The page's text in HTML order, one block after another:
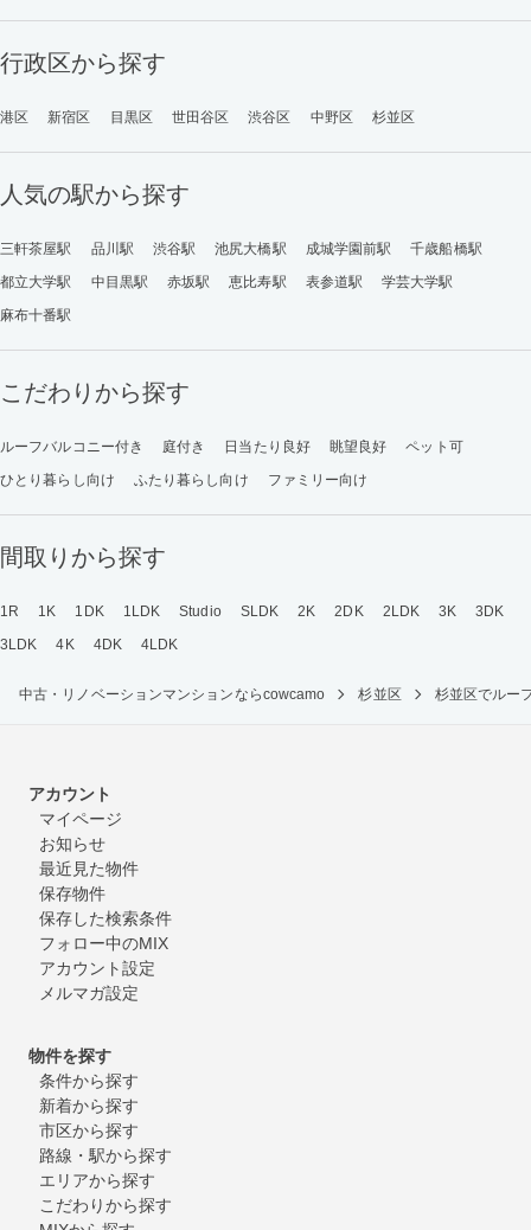
行政区から探す
港区 新宿区 目黒区 世田谷区 渋谷区 中野区 杉並区
人気の駅から探す
三軒茶屋駅 品川駅 渋谷駅 池尻大橋駅 成城学園前駅
千歳船橋駅
都立大学駅
中目黒駅 赤坂駅 恵比寿駅 表参道駅
学芸大学駅
麻布十番駅
こだわりから探す
ルーフバルコニー付き 庭付き 日当たり良好 眺望良好
ペット可
ひとり暮らし向け
ふたり暮らし向け ファミリー向け
間取りから探す
1R 1K 1DK 1LDK Studio SLDK 2K 2DK 2LDK 3K
3DK
3LDK
4K 4DK 4LDK
中古・リノベーションマンションならcowcamo 杉並区 杉並区でルー
アカウント
マイページ
お知らせ
最近見た物件
保存物件
保存した検索条件
フォロー中のMIX
アカウント設定
メルマガ設定
物件を探す
条件から探す
新着から探す
市区から探す
路線・駅から探す
エリアから探す
こだわりから探す